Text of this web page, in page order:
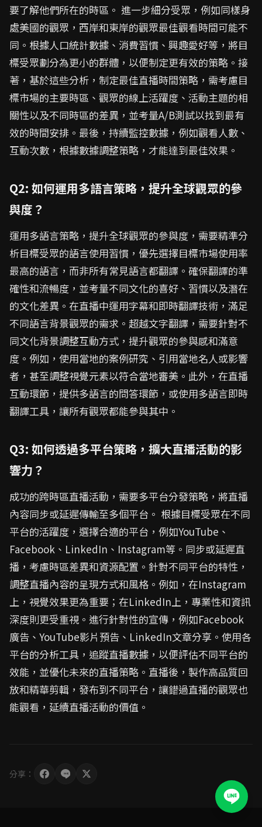
要了解他們所在的時區。 進一步細分受眾，例如同樣身
處美國的觀眾，西岸和東岸的觀眾最佳觀看時間可能不
同。根據人口統計數據、消費習慣、興趣愛好等，將目
標受眾劃分為更小的群體，以便制定更有效的策略。接
著，基於這些分析，制定最佳直播時間策略，需考慮目
標市場的主要時區、觀眾的線上活躍度、活動主題的相
關性以及不同時區的差異，並考量A/B測試以找到最有
效的時間安排。最後，持續監控數據，例如觀看人數、
互動次數，根據數據調整策略，才能達到最佳效果。
Q2: 如何運用多語言策略，提升全球觀眾的參
與度？
運用多語言策略，提升全球觀眾的參與度，需要精準分
析目標受眾的語言使用習慣，優先選擇目標市場使用率
最高的語言，而非所有常見語言都翻譯。確保翻譯的準
確性和流暢度，並考量不同文化的喜好、習慣以及潛在
的文化差異。在直播中運用字幕和即時翻譯技術，滿足
不同語言背景觀眾的需求。超越文字翻譯，需要針對不
同文化背景調整互動方式，提升觀眾的參與感和滿意
度。例如，使用當地的案例研究、引用當地名人或影響
者，甚至調整視覺元素以符合當地審美。此外，在直播
互動環節，提供多語言的問答環節，或使用多語言即時
翻譯工具，讓所有觀眾都能參與其中。
Q3: 如何透過多平台策略，擴大直播活動的影
響力？
成功的跨時區直播活動，需要多平台分發策略，將直播
內容同步或延遲傳輸至多個平台。 根據目標受眾在不同
平台的活躍度，選擇合適的平台，例如YouTube、
Facebook、LinkedIn、Instagram等。同步或延遲直
播，考慮時區差異和資源配置。針對不同平台的特性，
調整直播內容的呈現方式和風格。例如，在Instagram
上，視覺效果更為重要；在LinkedIn上，專業性和資訊
深度則更受重視。進行針對性的宣傳，例如Facebook
廣告、YouTube影片預告、LinkedIn文章分享。使用各
平台的分析工具，追蹤直播數據，以便評估不同平台的
效能，並優化未來的直播策略。直播後，製作高品質回
放和精華剪輯，發布到不同平台，讓錯過直播的觀眾也
能觀看，延續直播活動的價值。
分享：